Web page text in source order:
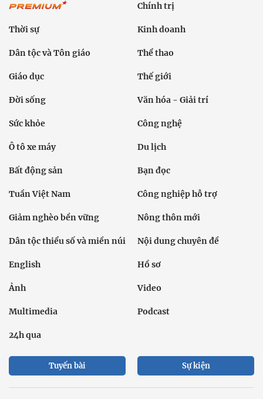
Chính trị
Thời sự Kinh doanh
Dân tộc và Tôn giáo Thể thao
Giáo dục Thế giới
Đời sống Văn hóa - Giải trí
Sức khỏe Công nghệ
Ô tô xe máy Du lịch
Bất động sản Bạn đọc
Tuần Việt Nam Công nghiệp hỗ trợ
Giảm nghèo bền vững Nông thôn mới
Dân tộc thiểu số và miền núi Nội dung chuyên đề
English Hồ sơ
Ảnh Video
Multimedia Podcast
24h qua
Tuyến bài Sự kiện